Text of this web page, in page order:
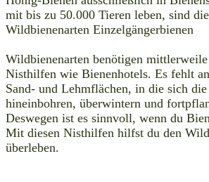
mit bis zu 50.000 Tieren leben, sind
Wildbienenarten Einzelgängerbienen
Wildbienenarten benötigen
Nisthilfen wie Bienenhotels. Es fehlt
Sand- und Lehmflächen, in die sich
hineinbohren, überwintern und
Deswegen ist es sinnvoll, wenn du
Mit diesen Nisthilfen hilfst du den
überleben.